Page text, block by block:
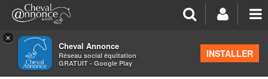
×
Cheval Annonce
Réseau social équitation
GRATUIT - Google Play
INSTALLER
>Vos photos et vidéos
TATANKA ET VISHANKA FM - CONCOURS